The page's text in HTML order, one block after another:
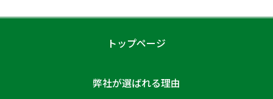
トップページ
弊社が選ばれる理由